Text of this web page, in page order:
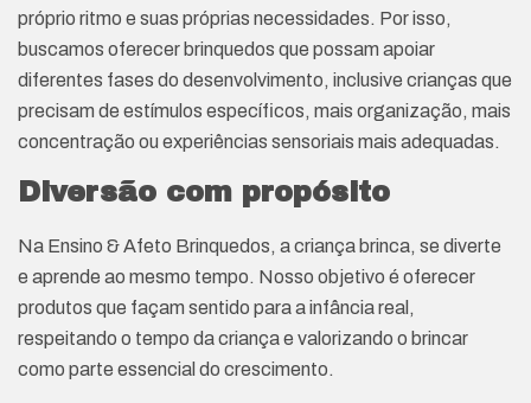
próprio ritmo e suas próprias necessidades. Por isso,
buscamos oferecer brinquedos que possam apoiar
diferentes fases do desenvolvimento, inclusive crianças que
precisam de estímulos específicos, mais organização, mais
concentração ou experiências sensoriais mais adequadas.
Diversão com propósito
Na Ensino & Afeto Brinquedos, a criança brinca, se diverte
e aprende ao mesmo tempo. Nosso objetivo é oferecer
produtos que façam sentido para a infância real,
respeitando o tempo da criança e valorizando o brincar
como parte essencial do crescimento.